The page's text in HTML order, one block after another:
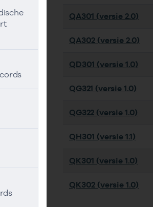
QA301 (versie 2.0)
QA302 (versie 2.0)
QD301 (versie 1.0)
QG321 (versie 1.0)
QG322 (versie 1.0)
QH301 (versie 1.1)
QK301 (versie 1.0)
QK302 (versie 1.0)